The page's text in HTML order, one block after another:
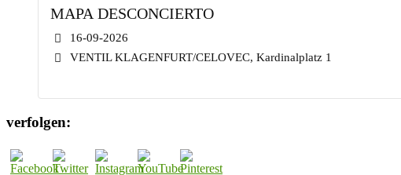
MAPA DESCONCIERTO
16-09-2026
VENTIL KLAGENFURT/CELOVEC, Kardinalplatz 1
verfolgen: